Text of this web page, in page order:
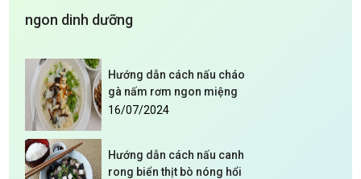
ngon dinh dưỡng
Hướng dẫn cách nấu cháo
gà nấm rơm ngon miệng
16/07/2024
Hướng dẫn cách nấu canh
rong biển thịt bò nóng hổi